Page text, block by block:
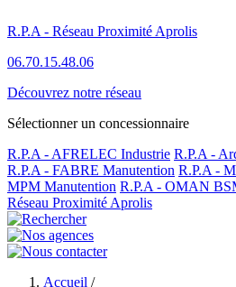
R.P.A - Réseau Proximité Aprolis
06.70.15.48.06
Découvrez notre réseau
Sélectionner un concessionnaire
R.P.A - AFRELEC Industrie R.P.A -
R.P.A - FABRE Manutention R.P.A -
MPM Manutention R.P.A - OMAN
Réseau Proximité Aprolis
Accueil /